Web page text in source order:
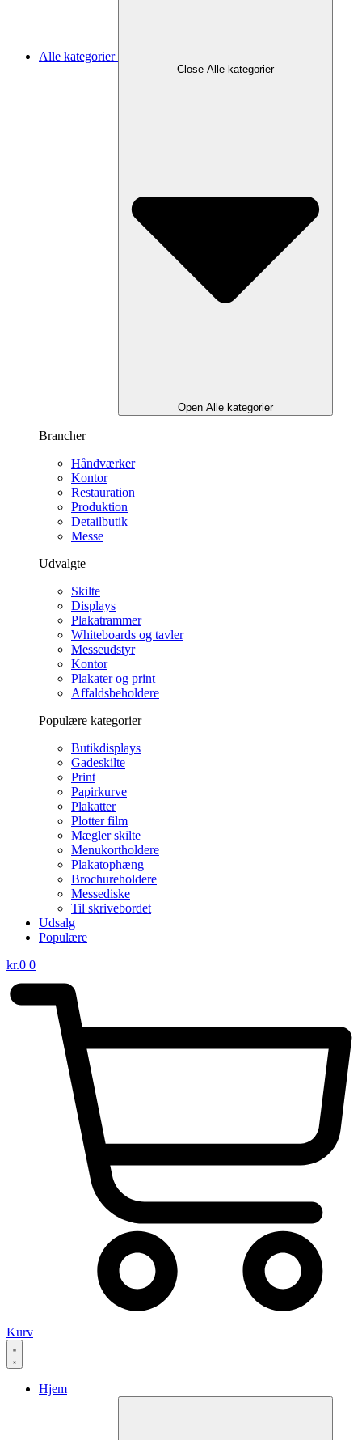
Alle kategorier
Close Alle kategorier
Open Alle kategorier
Brancher
Håndværker
Kontor
Restauration
Produktion
Detailbutik
Messe
Udvalgte
Skilte
Displays
Plakatrammer
Whiteboards og tavler
Messeudstyr
Kontor
Plakater og print
Affaldsbeholdere
Populære kategorier
Butikdisplays
Gadeskilte
Print
Papirkurve
Plakatter
Plotter film
Mægler skilte
Menukortholdere
Plakatophæng
Brochureholdere
Messediske
Til skrivebordet
Udsalg
Populære
kr.0 0
Kurv
Hjem